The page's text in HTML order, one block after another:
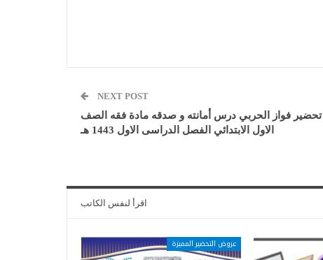
NEXT POST
تحضير فواز الحربي درس أمانته و صدقه مادة فقه الصف
الاول الابتدائي الفصل الدراسى الاول 1443 هـ
اقرأ لنفس الكاتب
عروض التحضير المميزة